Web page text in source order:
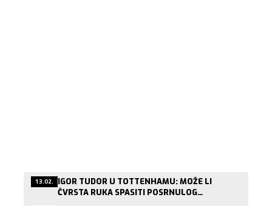
13.02. IGOR TUDOR U TOTTENHAMU: MOŽE LI
ČVRSTA RUKA SPASITI POSRNULOG